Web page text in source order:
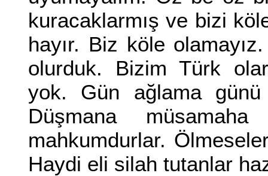
kuracaklarmış ve bizi
hayır. Biz köle
olurduk. Bizim Türk
yok. Gün ağlama günü
Düşmana
mahkumdurlar.
Haydi eli silah tutanlar